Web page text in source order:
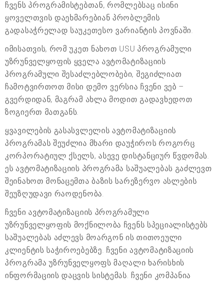
ჩვენს პროგრამისტებთან, რომლებსაც ისინი
ყოველთვის დაეხმარებიან პრობლემის
გადასაჭრელად საუკეთესო ვარიანტის პოვნაში.
იმისათვის, რომ უკეთ ნახოთ USU პროგრამული
უზრუნველყოფის ყველა ავტომატიზაციის
პროგრამული შესაძლებლობები, შეგიძლიათ
ჩამოტვირთოთ მისი დემო ვერსია ჩვენი ვებ –
გვერდიდან, მაგრამ ახლა მოდით გადავხედოთ
ზოგიერთ მათგანს.
ყვავილების გასასვლელის ავტომატიზაციის
პროგრამას შეუძლია მხარი დაუჭიროს როგორც
კორპორატიულ ქსელს, ასევე დისტანციურ წვდომას.
ეს ავტომატიზაციის პროგრამა საშუალებას გაძლევთ
შეინახოთ მონაცემთა ბაზის სარეზერვო ასლების
შეუზღუდავი რაოდენობა.
ჩვენი ავტომატიზაციის პროგრამული
უზრუნველყოფის მოქნილობა ჩვენს სპეციალისტებს
საშუალებას აძლევს მოარგონ ის თითოეული
კლიენტის საჭიროებებზე. ჩვენი ავტომატიზაციის
პროგრამა უზრუნველყოფს მაღალი ხარისხის
ინფორმაციის დაცვის სისტემას. ჩვენი კომპანია